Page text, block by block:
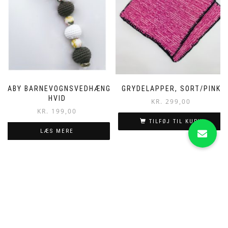
BABY BARNEVOGNSVEDHÆNG
HVID
KR. 199,00
LÆS MERE
GRYDELAPPER, SORT/PINK
KR. 299,00
TILFØJ TIL KURV